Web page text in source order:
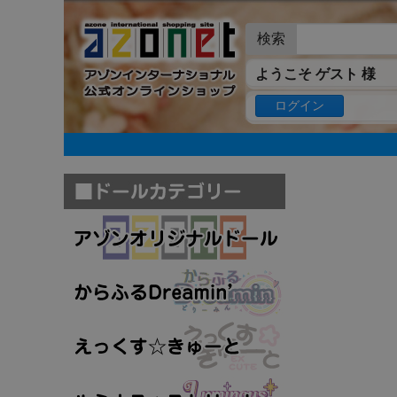
検索
ようこそ ゲスト 様
ログイン